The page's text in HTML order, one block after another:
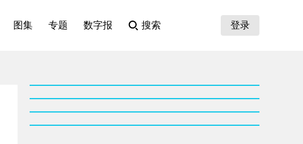
图集 专题 数字报 搜索 登录